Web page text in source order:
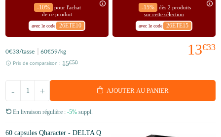
-10%
pour l'achat
de ce produit
avec le code 26ETE10
-15%
dès 2 produits
sur cette sélection
avec le code 26ETE15
13€33
0€33/tasse 60€59/kg
Prix de comparaison : 15€50
+
- AJOUTER AU PANIER
En livraison régulière : -5% suppl.
60 capsules Qharacter - DELTA Q